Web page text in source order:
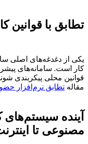
تطابق با قوانین
یکی از دغدغه‌های اصلی
کار است. سامانه‌های
قوانین محلی پیکربندی
مقاله تطابق نرم‌افزار
آینده
مصنوعی تا